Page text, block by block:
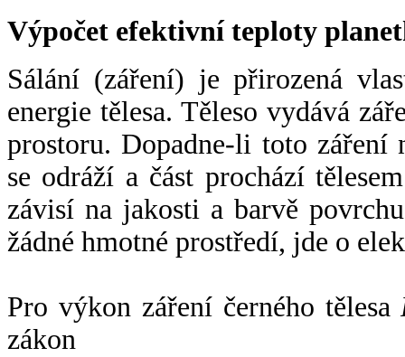
Výpočet efektivní teploty
Sálání (záření) je přirozená
energie tělesa. Těleso vydává
prostoru. Dopadne-li toto záření
se odráží a část prochází
závisí na jakosti a barvě
žádné hmotné prostředí, jde o
Pro výkon záření černého tělesa
zákon